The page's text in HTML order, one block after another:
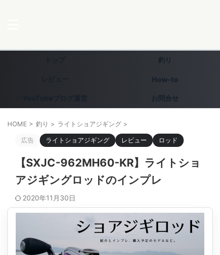
釣り
How-to
お問合せ
HOME > 釣り > ライトショアジギング >
広告 ライトショアジギング レビュー ロッド
【SXJC-962MH60-KR】ライトショ
アジギングロッドのインプレ
2020年11月30日